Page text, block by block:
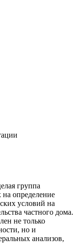
группа
определение
условий на
частного дома.
не только
но и
анализов,